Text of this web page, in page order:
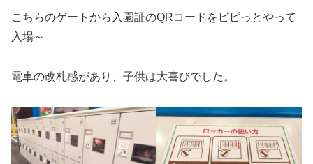
こちらのゲートから入園証のQRコードをピピっとやって
入場～
電車の改札感があり、子供は大喜びでした。